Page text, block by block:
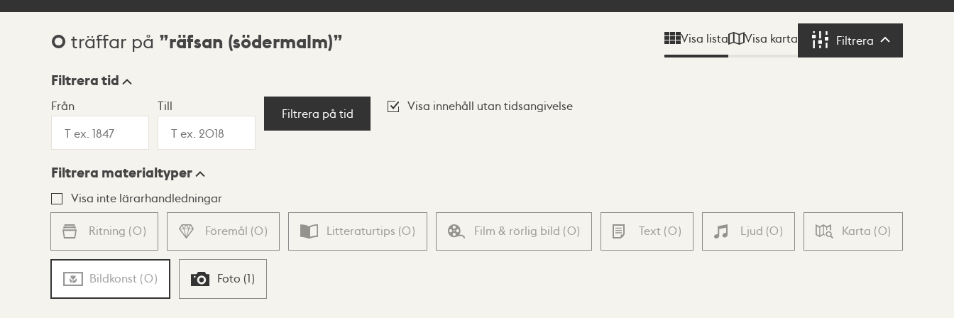
Sökresultat
0 träffar på räfsan (södermalm) Visa lista Visa karta Filtrera Filtrera
Visningsläge
Lista Karta
Filtrera tid
Från Till
Filtrera på tid
Visa innehåll utan tidsangivelse
Filtrera materialtyper
Visa inte lärarhandledningar
Ritning (0) Föremål (0) Litteraturtips (0) Film & rörlig bild (0) Text (0) Ljud (0) Karta (0)
Bildkonst (0) Foto (1)